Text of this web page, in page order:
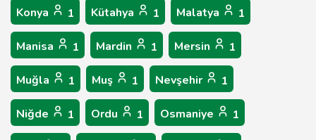
Konya 1 Kütahya 1 Malatya 1
Manisa 1 Mardin 1 Mersin 1
Muğla 1 Muş 1 Nevşehir 1
Niğde 1 Ordu 1 Osmaniye 1